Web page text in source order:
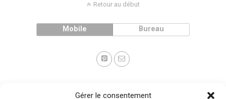
Gérer le consentement
Retour au début
Mobile Bureau